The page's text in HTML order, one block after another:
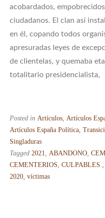
acobardados,
ciudadanos. El clan así
en él, copando todos
apresuradas leyes de
de clientelas, y quemaba
totalitario presidencialista,
Posted in Artículos Artículos
Artículos España Política,
Singladuras
Tagged 2021 ABANDONO
CEMENTERIOS CULPABLES.
2020 víctimas